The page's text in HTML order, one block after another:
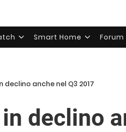
Smart Home Forum
declino anche nel Q3 2017
declino